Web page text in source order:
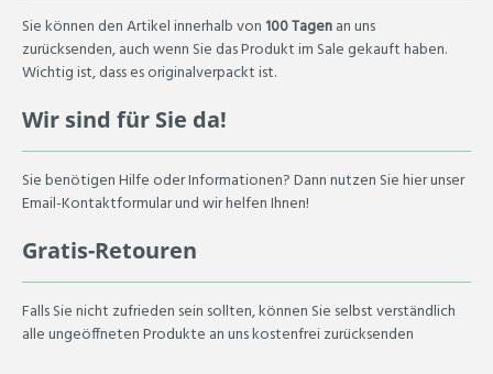
Sie können den Artikel innerhalb von100 Tagenan uns
zurücksenden, auch wenn Sie das Produkt im Sale gekauft haben.
Wichtig ist, dass es originalverpackt ist.
Wir sind für Sie da!
Sie benötigen Hilfe oder Informationen? Dann nutzen Sie hier unser
Email-Kontaktformular und wir helfen Ihnen!
Gratis-Retouren
Falls Sie nicht zufrieden sein sollten, können Sie selbst verständlich
alle ungeöffneten Produkte an uns kostenfrei zurücksenden